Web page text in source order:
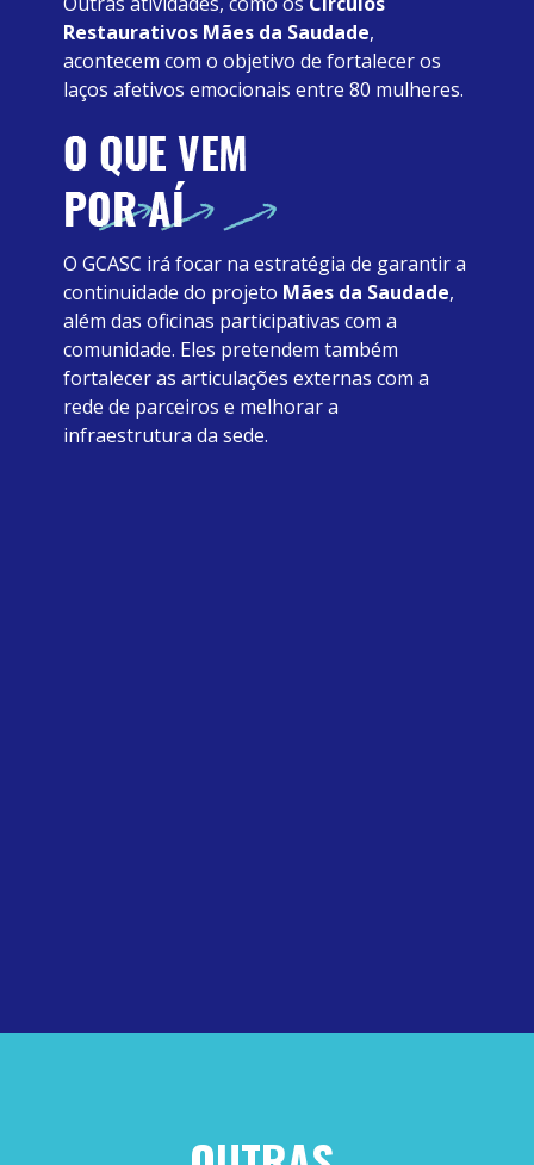
Restaurativos Mães da Saudade,
acontecem com o objetivo de fortalecer os
laços afetivos emocionais entre 80 mulheres.
O GCASC irá focar na estratégia de garantir a
continuidade do projeto Mães da Saudade,
além das oficinas participativas com a
comunidade. Eles pretendem também
fortalecer as articulações externas com a
rede de parceiros e melhorar a
infraestrutura da sede.